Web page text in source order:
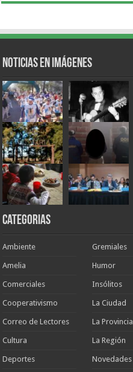
Noticias en Imágenes
Categorias
Ambiente
Amelia
Comerciales
Cooperativismo
Correo de Lectores
Cultura
Deportes
Gremiales
Humor
Insólitos
La Ciudad
La Provincia
La Región
Novedades